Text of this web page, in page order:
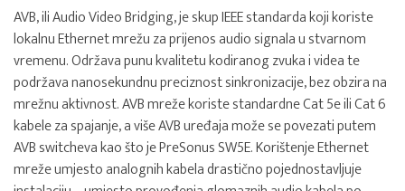
AVB, ili Audio Video Bridging, je skup IEEE standarda koji koriste
lokalnu Ethernet mrežu za prijenos audio signala u stvarnom
vremenu. Održava punu kvalitetu kodiranog zvuka i videa te
podržava nanosekundnu preciznost sinkronizacije, bez obzira na
mrežnu aktivnost. AVB mreže koriste standardne Cat 5e ili Cat 6
kabele za spajanje, a više AVB uređaja može se povezati putem
AVB switcheva kao što je PreSonus SW5E. Korištenje Ethernet
mreže umjesto analognih kabela drastično pojednostavljuje